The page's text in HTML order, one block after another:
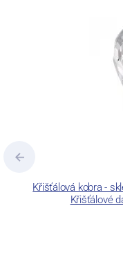
Křišťálová kobra -
Křišťálové